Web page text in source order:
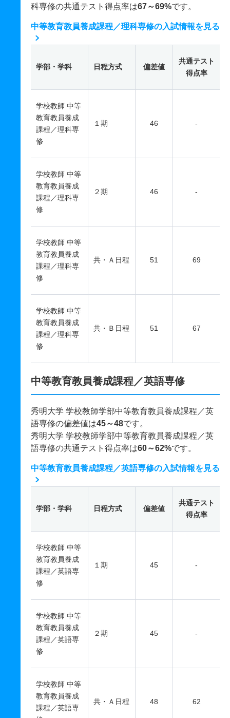
科専修の共通テスト得点率は67～69%です。
中等教育教員養成課程／理科専修の入試情報を見る
学部・学科 日程方式 偏差値
共通テスト
得点率
学校教師 中等
教育教員養成
課程／理科専
修
１期 46 -
学校教師 中等
教育教員養成
課程／理科専
修
２期 46 -
学校教師 中等
教育教員養成
課程／理科専
修
共・Ａ日程 51 69
学校教師 中等
教育教員養成
課程／理科専
修
共・Ｂ日程 51 67
中等教育教員養成課程／英語専修
秀明大学 学校教師学部中等教育教員養成課程／英
語専修の偏差値は45～48です。
秀明大学 学校教師学部中等教育教員養成課程／英
語専修の共通テスト得点率は60～62%です。
中等教育教員養成課程／英語専修の入試情報を見る
学部・学科 日程方式 偏差値
共通テスト
得点率
学校教師 中等
教育教員養成
課程／英語専
修
１期 45 -
学校教師 中等
教育教員養成
課程／英語専
修
２期 45 -
学校教師 中等
教育教員養成
課程／英語専
共・Ａ日程 48 62